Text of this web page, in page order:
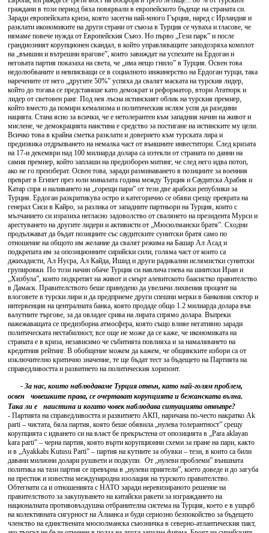
граждани в този период бяха повярвали в европейското бъдеще на страната си.
Заради европейската криза, която засегна най-много Гърция, наред с Ирландия и
разклати икономиките на други страни от съюза в Турция се чуваха и гласове, че
нямаме повече нужда от Европейския Съюз. Но първо „Гези парк” и после
грандиозният корупционен скандал, в който управляващите заподозряха комплот
на „външни и вътрешни врагове”, които завиждат на успехите на Ердоган и
неговата партия показаха на света, че „има нещо гнило” в Турция. Освен това
недолюбваните и невписващи се в социалното инжинерство на Ердоган турци, така
наречените от него „другите 50%” успяха да свалят маската на турския лидер,
който до тогава се представяше като демократ и реформатор, втори Ататюрк и
лидер от световен ранг. Под нея лъсна истинският облик на турския премиер,
който вместо да помири кемализма и политическия ислям успя да разедини
нацията. Стана ясно за всички, че е нетолерантен към западния начин на живот и
мислене, че демокрацията наистина е средство за постигане на истинските му цели.
Всичко това в крайна сметка разклати и доверието към турската лира и
предизвика отдръпването на немалка част от външните инвеститори. След кризата
на 17-и декември над 100 милиарда долара са изтекли от страната по данни на
самия премиер, който заплаши на предизборен митинг, че след него идва потоп,
ако не го преизберат. Освен това, заради разминаването в позициите за военния
преврат в Египет през юли миналата година между Турция и Саудитска Арабия и
Катар спря и наливането на „горещи пари” от тези две арабски републики за
Турция. Ердоган разкритикува остро и категорично се обяви срещу преврата на
генерал Сиси в Кайро, за разлика от западните партньори на Турция, които с
мълчанието си изразиха негласно задоволство от свалянето на президента Мурси и
арестуването на другите лидери и активисти от „Мюсюлмански братя”. Сходни
продължават да бъдат позициите със саудитските сунитски братя само по
отношение на общото им желание да свалят режима на Башар Ал Асад и
подкрепата им за опозиционните сирийски сили, голяма част от които са
джихадисти, Ал Нусра, Ал Кайда, Ишид и други радикални ислямистки сунитски
групировки. По този начин обаче Турция си навлича гнева на шиитски Иран и
„Хизбула”, които подкрепят на живот и смърт алевитското баасистко правителство
в Дамаск. Правителството беше принудено да увеличи лихвения процент на
влоговете в турски лири и да предприеме други спешни мерки в банковия сектор и
интервенция на централната банка, която продаде общо 1.2 милиарда долара във
валутните търгове, за да овладее срива на лирата спрямо долара. Въпреки
нажежаващата се предизборна атмосфера, която също влияе негативно заради
политическата нестабилност, все още не може да се каже, че икономиката на
страната е в криза, независимо че събитията повлияха и за намаляването на
кредитния рейтинг. В обобщение можем да кажем, че общинските избори са от
изключително критично значение, те ще бъдат тест за бъдещето на Партията на
справедливостта и развитието на политическия хоризонт.
- За нас, които наблюдаваме Турция отвън, като най-голям проблем,
освен човешките права, се очертават корупцията и бежанската вълна.
Така ли е наистина и когато човек наблюдава ситуацията отвътре?
- Партията на справедливостта и развитието АКП, наричана по-често накратко Ak
parti – чистата, бяла партия, която беше обявила „нулева толерантност” срещу
корупцията с идването си на власт бе прекръстена от опозицията в „Para aklayan
kara parti” – черна партия, която върти корупционни схеми за пране на пари, както
и в „Ayakkabı Kutusu Parti” – партия на кутиите за обувки – тези, в които са били
давани милиони долари рушвети и подкупи. От „нулеви проблеми” външната
политика на тази партия се превърна в „нулеви приятели”, което доведе и до загуба
на престиж и известна международна изолация на турското правителство.
Обтегнати са и отношенията с НАТО заради неревизираното решение на
правителството за закупуването на китайски ракети за изграждането на
националната противовъздушна отбранителна система на Турция, което е в ущърб
на колективната сигурност на Алианса и буди сериозно безпокойство за бъдещето
членство на единствената мюсюлманска съюзничка в северно-атлантическия пакт,